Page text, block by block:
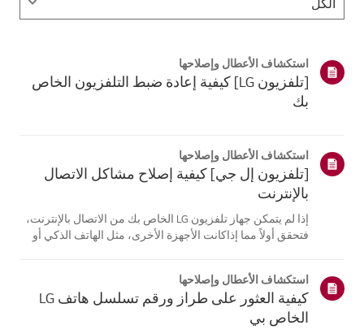
استكشاف الأعطال وإصلاحها
[تلفزيون LG] كيفية إعادة ضبط التلفزيون الخاص
بك
استكشاف الأعطال وإصلاحها
[تلفزيون إل جي] كيفية إصلاح مشاكل الاتصال
بالإنترنت
إذا لم يتمكن جهاز تلفزيون LG الخاص بك من الاتصال بالإنترنت،
فتحقق أولاً مما إذاكانت الأجهزة الأخرى، مثل الهاتف الذكي أو
تكمن في جها...
استكشاف الأعطال وإصلاحها
كيفية العثور على طراز ورقم تسلسل هاتف LG
الخاص بي